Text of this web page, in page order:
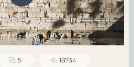
5 18734